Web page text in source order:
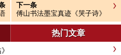
下一条
傅山书法墨宝真迹《哭子诗》
册
热门文章